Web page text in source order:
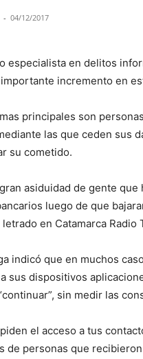
- 04/12/2017
especialista en delitos
incremento en
principales son
las que ceden sus
su cometido.
asiduidad de gente
luego de que
letrado en Catamarca Radio
indicó que en muchos
sus dispositivos
sin medir las
el acceso a tus
de personas que